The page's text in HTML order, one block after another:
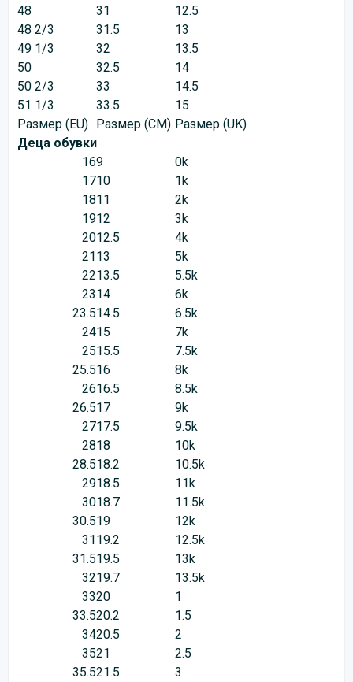
48
31
12.5
48 2/3
31.5
13
49 1/3
32
13.5
50
32.5
14
50 2/3
33
14.5
51 1/3
33.5
15
Размер (EU) Размер (CM) Размер (UK)
Деца обувки
169
0k
1710
1k
1811
2k
1912
3k
2012.5
4k
2113
5k
2213.5
5.5k
2314
6k
23.514.5
6.5k
2415
7k
2515.5
7.5k
25.516
8k
2616.5
8.5k
26.517
9k
2717.5
9.5k
2818
10k
28.518.2
10.5k
2918.5
11k
3018.7
11.5k
30.519
12k
3119.2
12.5k
31.519.5
13k
3219.7
13.5k
3320
1
33.520.2
1.5
3420.5
2
3521
2.5
35.521.5
3